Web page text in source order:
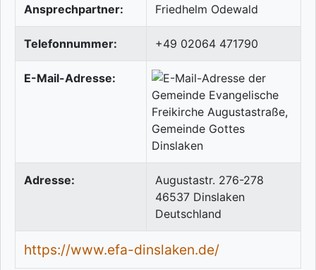
Ansprechpartner: Friedhelm Odewald
Telefonnummer: +49 02064 471790
E-Mail-Adresse:
Adresse:
Augustastr. 276-278
46537 Dinslaken
Deutschland
https://www.efa-dinslaken.de/